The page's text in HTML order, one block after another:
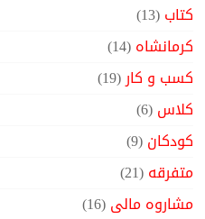
کتاب(13)
کرمانشاه(14)
کسب و کار(19)
کلاس(6)
کودکان(9)
متفرقه(21)
مشاروه مالی(16)